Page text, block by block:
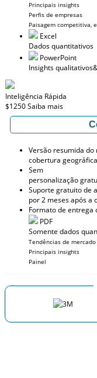
Principais insights
Perfis de empresas
Paisagem competitiva,
Excel
Dados quantitativos
PowerPoint
Insights qualitativos
Inteligência Rápida
$1250Saiba mais
Versão resumida
cobertura
Sem
personalização
Suporte gratuito de
por 2 meses após a
Formato de entrega
PDF
Somente dados
Tendências de mercado
Principais insights
Painel